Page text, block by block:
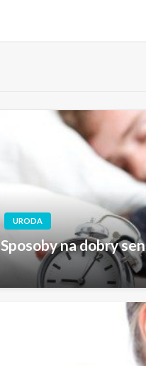
URODA
Sposoby na dobry sen